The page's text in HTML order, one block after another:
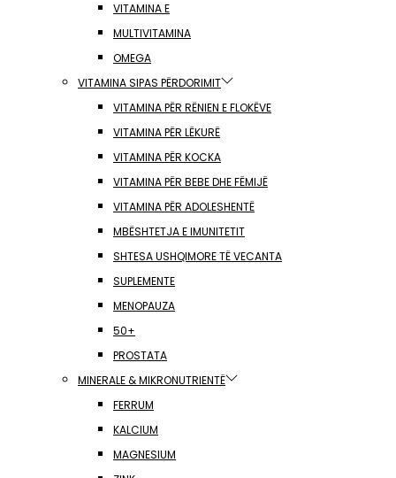
VITAMINA E
MULTIVITAMINA
OMEGA
VITAMINA SIPAS PËRDORIMIT
VITAMINA PËR RËNIEN E FLOKËVE
VITAMINA PËR LËKURË
VITAMINA PËR KOCKA
VITAMINA PËR BEBE DHE FËMIJË
VITAMINA PËR ADOLESHENTË
MBËSHTETJA E IMUNITETIT
SHTESA USHQIMORE TË VECANTA
SUPLEMENTE
MENOPAUZA
50+
PROSTATA
MINERALE & MIKRONUTRIENTË
FERRUM
KALCIUM
MAGNESIUM